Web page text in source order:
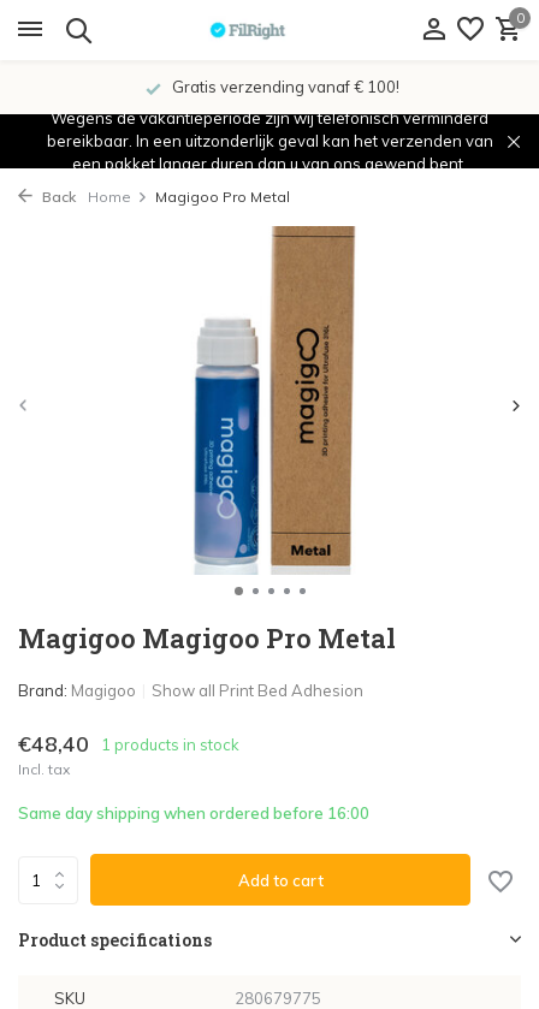
0
Gratis verzending vanaf € 100!
Wegens de vakantieperiode zijn wij telefonisch verminderd
bereikbaar. In een uitzonderlijk geval kan het verzenden van
een pakket langer duren dan u van ons gewend bent.
Back Home Magigoo Pro Metal
Magigoo Magigoo Pro Metal
Brand: Magigoo Show all Print Bed Adhesion
€48,40 1 products in stock
Incl. tax
Same day shipping when ordered before 16:00
Add to cart
Product specifications
SKU 280679775